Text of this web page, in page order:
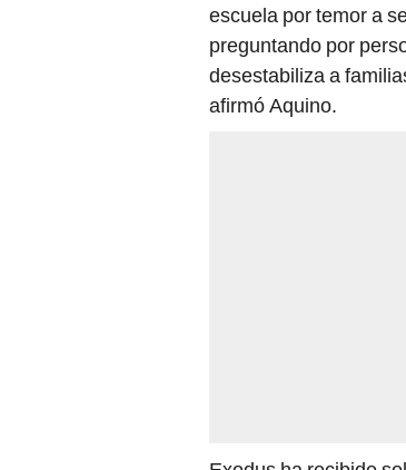
escuela por temor a
preguntando por
desestabiliza a
afirmó Aquino.